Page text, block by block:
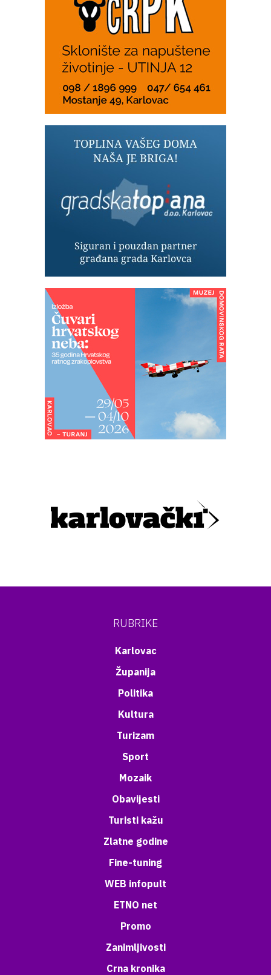
RUBRIKE
Karlovac
Županija
Politika
Kultura
Turizam
Sport
Mozaik
Obavijesti
Turisti kažu
Zlatne godine
Fine-tuning
WEB infopult
ETNO net
Promo
Zanimljivosti
Crna kronika